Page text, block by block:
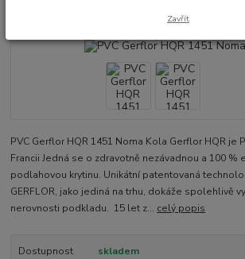
PVC Gerflor HQR 1451 Noma Kola Gerflor HQR je
Francii Jedná se o zdravotně nezávadnou a 100 %
podlahovou krytinu. Unikátní patentovaná
GERFLOR, jako jediná na trhu, dokáže spolehlivě
nerovnosti podkladu. 15 let z... celý popis
Dostupnost
skladem
Zavřít